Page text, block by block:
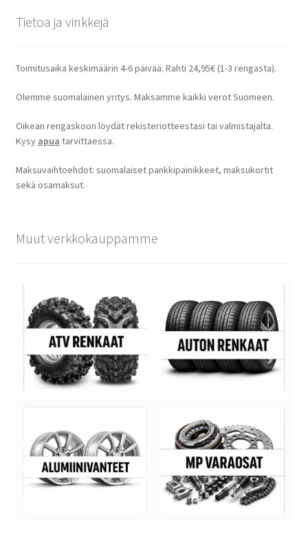
Tietoa ja vinkkejä
Toimitusaika keskimäärin 4-6 päivää. Rahti 24,95€ (1-3 rengasta).
Olemme suomalainen yritys. Maksamme kaikki verot Suomeen.
Oikean rengaskoon löydät rekisteriotteestasi tai valmistajalta.
Kysy apua tarvittaessa.
Maksuvaihtoehdot: suomalaiset pankkipainikkeet, maksukortit
sekä osamaksut.
Muut verkkokauppamme